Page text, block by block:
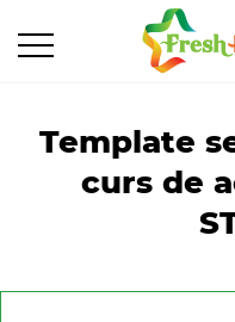
Template
curs de